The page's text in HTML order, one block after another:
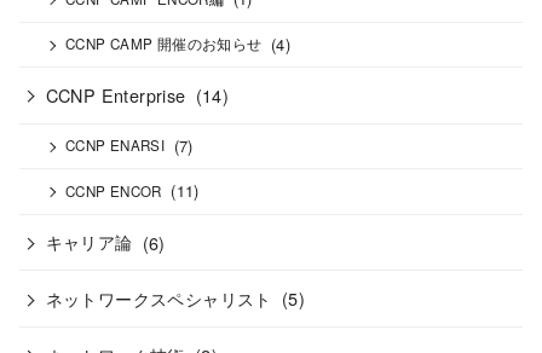
CCNP CAMP 開催のお知らせ (4)
CCNP Enterprise (14)
CCNP ENARSI (7)
CCNP ENCOR (11)
キャリア論 (6)
ネットワークスペシャリスト (5)